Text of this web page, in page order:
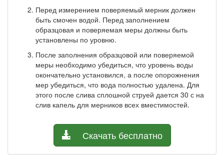
Перед измерением поверяемый мерник должен
быть смочен водой. Перед заполнением
образцовая и поверяемая меры должны быть
установлены по уровню.
После заполнения образцовой или поверяемой
меры не­обходимо убедиться, что уровень воды
окончательно установился, а после опорожнения
мер убедиться, что вода полностью удалена. Для
этого после слива сплошной струей дается 30 с на
слив ка­пель для мерников всех вместимостей.
Скачать бесплатно